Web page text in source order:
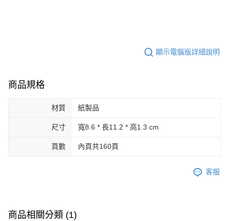
顯示電腦版詳細說明
商品規格
材質 紙製品
尺寸 寬8.6 * 長11.2 * 高1.3 cm
頁數 內頁共160頁
客服
商品相關分類 (1)